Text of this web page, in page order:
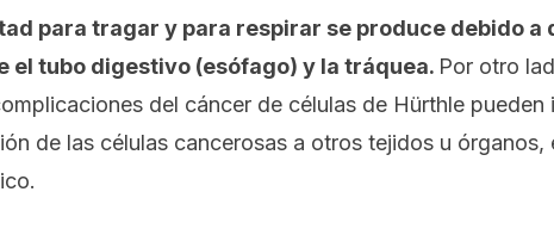
para tragar y para respirar se produce debido a
el tubo digestivo (esófago) y la tráquea. Por otro
del cáncer de células de Hürthle pueden
de las células cancerosas a otros tejidos u órganos,